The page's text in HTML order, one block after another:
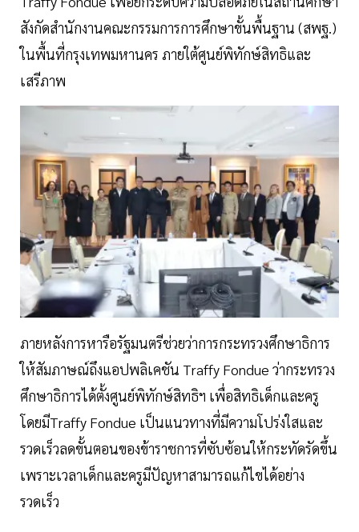
สังกัดสำนักงานคณะกรรมการการศึกษาขั้นพื้นฐาน (สพฐ.)
ในพื้นที่กรุงเทพมหานคร ภายใต้ศูนย์พิทักษ์สิทธิและ
เสรีภาพ
ภายหลังการหารือรัฐมนตรีช่วยว่าการกระทรวงศึกษาธิการ
ให้สัมภาษณ์ถึงแอปพลิเคชัน Traffy Fondue ว่ากระทรวง
ศึกษาธิการได้ตั้งศูนย์พิทักษ์สิทธิฯ เพื่อสิทธิเด็กและครู
โดยมีTraffy Fondue เป็นแนวทางที่มีความโปร่งใสและ
รวดเร็วลดขั้นตอนของข้าราชการที่ซับซ้อนให้กระทัดรัดขึ้น
เพราะเวลาเด็กและครูมีปัญหาสามารถแก้ไขได้อย่าง
รวดเร็ว